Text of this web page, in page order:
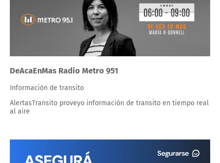
DeAcaEnMas Radio Metro 951
Información de transito
AlertasTransito proveyo información de transito en tiempo real
al aire